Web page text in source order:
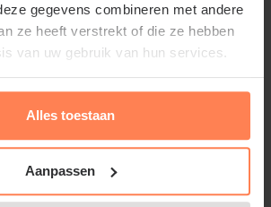
gegevens combineren met andere
ze heeft verstrekt of die ze hebben
van uw gebruik van hun services.
Alles toestaan
Aanpassen
Coreopsis grandiflora
bodem; beter iets te droog dan te
kunnen in de winter slecht tegen